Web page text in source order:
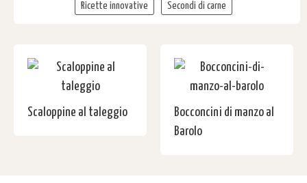
Ricette innovative Secondi di carne
Scaloppine al taleggio
Bocconcini di manzo al
Barolo